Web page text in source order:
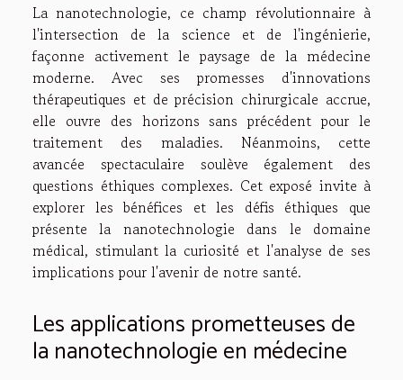
La nanotechnologie, ce champ révolutionnaire à
l'intersection de la science et de l'ingénierie,
façonne activement le paysage de la médecine
moderne. Avec ses promesses d'innovations
thérapeutiques et de précision chirurgicale accrue,
elle ouvre des horizons sans précédent pour le
traitement des maladies. Néanmoins, cette
avancée spectaculaire soulève également des
questions éthiques complexes. Cet exposé invite à
explorer les bénéfices et les défis éthiques que
présente la nanotechnologie dans le domaine
médical, stimulant la curiosité et l'analyse de ses
implications pour l'avenir de notre santé.
Les applications prometteuses de
la nanotechnologie en médecine